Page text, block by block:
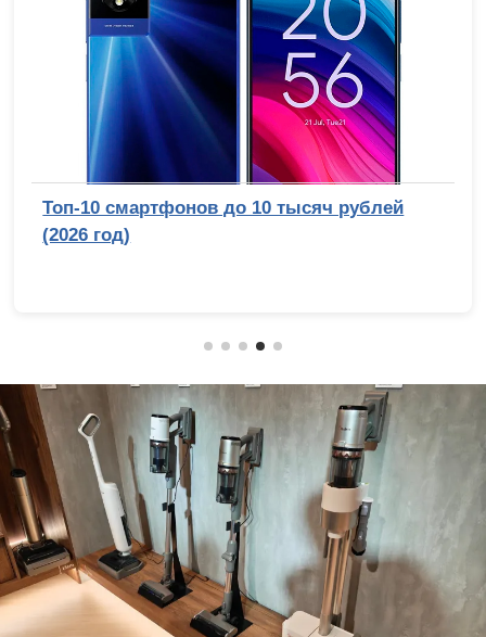
Топ-10 смартфонов до 10 тысяч рублей
(2026 год)